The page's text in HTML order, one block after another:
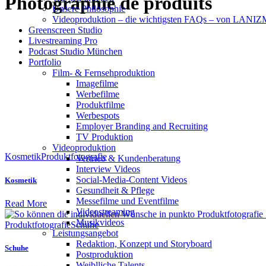
Unsere Philosophie
Videoproduktion – die wichtigsten FAQs – von
Greenscreen Studio
Livestreaming Pro
Podcast Studio München
Portfolio
Film- & Fernsehproduktion
Imagefilme
Werbefilme
Produktfilme
Werbespots
Employer Branding and Recruiting
TV Produktion
Videoproduktion
Vertrieb & Kundenberatung
Interview Videos
Social-Media-Content Videos
Gesundheit & Pflege
Mes­se­filme und Eventfilme
Video­strea­ming
Musikvideos
Leis­tungs­an­ge­bot
Redak­ti­on, Kon­zept und Storyboard
Post­pro­duk­ti­on
KosmetikProduktfotografie
Kosmetik
Read More
ProduktfotografieSchuhe
Schuhe